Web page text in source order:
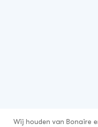
Wij houden van Bonaire